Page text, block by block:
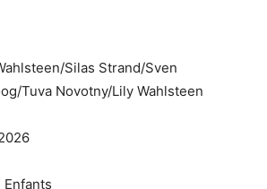
Silas Strand/Sven
Tuva Novotny/Lily Wahlsteen
Enfants